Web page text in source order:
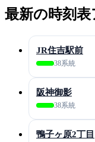
最新の時刻
JR住吉駅前
38系統
阪神御影
38系統
鴨子ヶ原2丁目